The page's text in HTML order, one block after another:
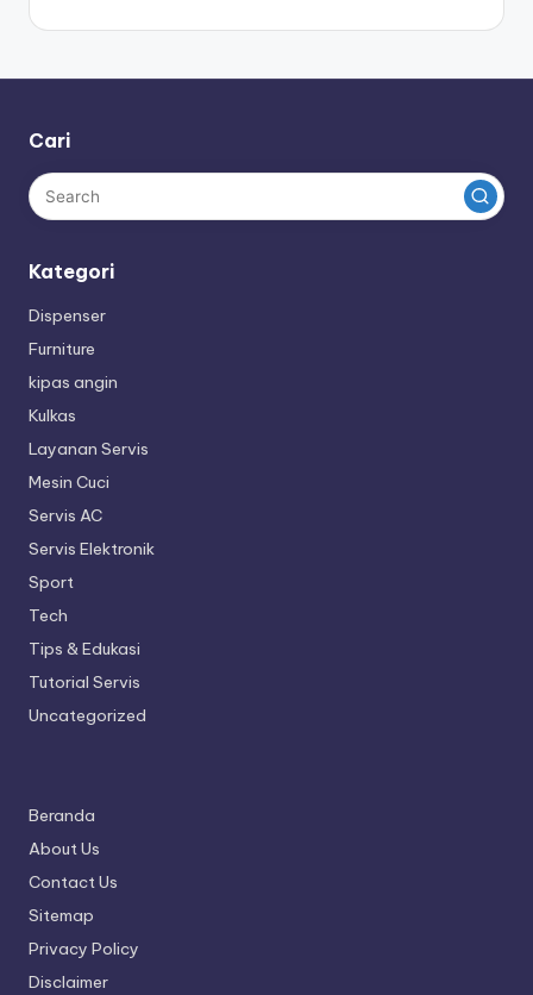
Cari
Kategori
Dispenser
Furniture
kipas angin
Kulkas
Layanan Servis
Mesin Cuci
Servis AC
Servis Elektronik
Sport
Tech
Tips & Edukasi
Tutorial Servis
Uncategorized
Beranda
About Us
Contact Us
Sitemap
Privacy Policy
Disclaimer